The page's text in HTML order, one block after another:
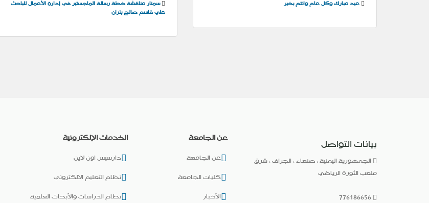
عيد مبارك وكل عام وانتم بخير
سمنار مناقشة خطة رسالة الماجستير في إدارة الأعمال للباحث
علي قاسم صالح بتران
بيانات التواصل
الجمهورية اليمنية ، صنعاء ، الجراف ، شرق
ملعب الثورة الرياضي
عن الجامعة
عن الجامعة
كليات الجامعة
الأخبار
الخدمات الإلكترونية
دارسيس اون لاين
نظام التعليم الالكتروني
نظام الدراسات والأبحاث العلمية